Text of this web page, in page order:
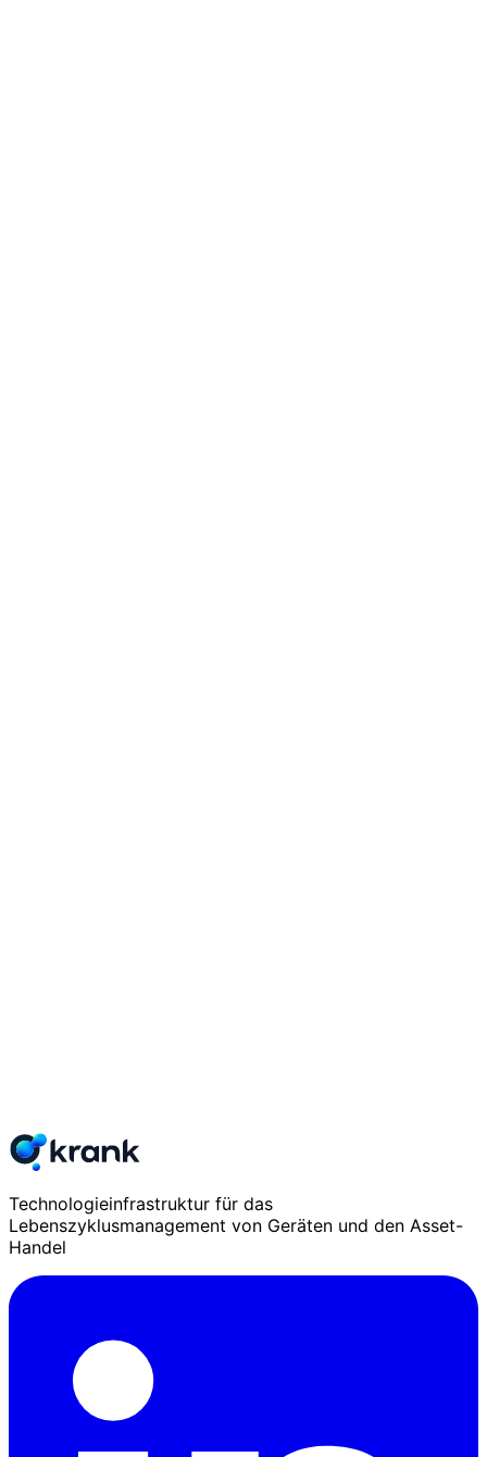
Technologieinfrastruktur für das
Lebenszyklusmanagement von Geräten und den Asset-
Handel